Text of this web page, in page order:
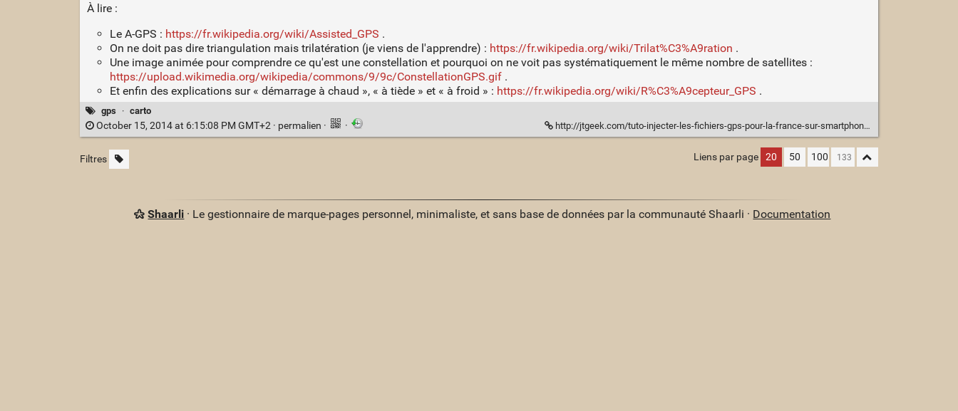
À lire :
Le A-GPS : https://fr.wikipedia.org/wiki/Assisted_GPS .
On ne doit pas dire triangulation mais trilatération (je viens de l'apprendre) : https://fr.wikipedia.org/wiki/Trilat%C3%A9ration .
Une image animée pour comprendre ce qu'est une constellation et pourquoi on ne voit pas systématiquement le même nombre de satellites :
https://upload.wikimedia.org/wikipedia/commons/9/9c/ConstellationGPS.gif.
Et enfin des explications sur « démarrage à chaud », « à tiède » et « à froid » : https://fr.wikipedia.org/wiki/R%C3%A9cepteur_GPS .
gps · carto
October 15, 2014 at 6:15:08 PM GMT+2 · permalien · · http://jtgeek.com/tuto-injecter-les-fichiers-gps-pour-la-france-sur-smartphone-chinois/
Filtres Liens par page 20 50 100
Shaarli · Le gestionnaire de marque-pages personnel, minimaliste, et sans base de données par la communauté Shaarli · Documentation